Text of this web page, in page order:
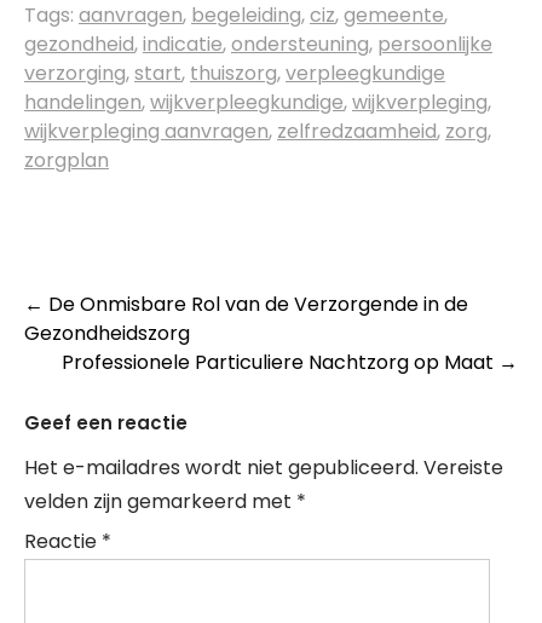
Tags: aanvragen, begeleiding,ciz,gemeente,
gezondheid,indicatie,ondersteuning, persoonlijke
verzorging,start, thuiszorg,verpleegkundige
handelingen,wijkverpleegkundige,wijkverpleging,
wijkverpleging aanvragen, zelfredzaamheid, zorg,
zorgplan
Post
navigation
← De Onmisbare Rol van de Verzorgende in de
Gezondheidszorg
Professionele Particuliere Nachtzorg op Maat →
Geef een reactie
Het e-mailadres wordt niet gepubliceerd. Vereiste
velden zijn gemarkeerd met *
Reactie *